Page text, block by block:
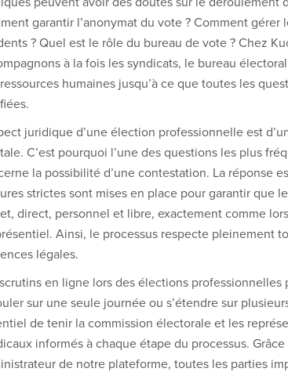
garantir l’anonymat du vote ? Comment gérer
? Quel est le rôle du bureau de vote ? Chez
à la fois les syndicats, le bureau
humaines jusqu’à ce que toutes les
juridique d’une élection professionnelle est
C’est pourquoi l’une des questions les plus
la possibilité d’une contestation. La réponse
strictes sont mises en place pour garantir que
direct, personnel et libre, exactement comme
Ainsi, le processus respecte pleinement
légales.
en ligne lors des élections professionnelles
sur une seule journée ou s’étendre sur
de tenir la commission électorale et les
informés à chaque étape du processus.
de notre plateforme, toutes les parties